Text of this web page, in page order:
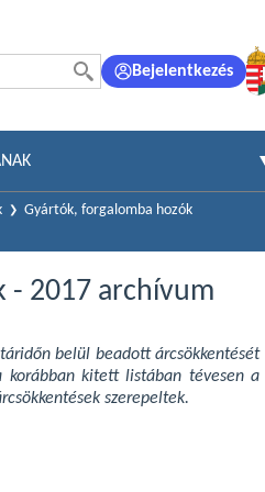
Bejelentkezés
Gyártók, forgalomba hozók
- 2017 archívum
belül beadott árcsökkentését
korábban kitett listában tévesen a
szerepeltek.